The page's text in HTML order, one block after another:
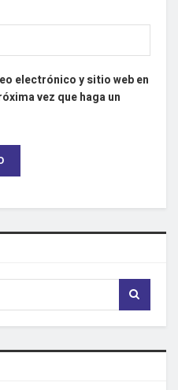
electrónico y sitio web en
vez que haga un